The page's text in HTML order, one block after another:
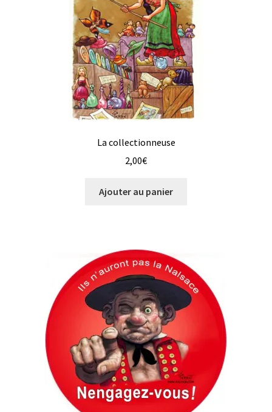
La collectionneuse
2,00€
Ajouter au panier